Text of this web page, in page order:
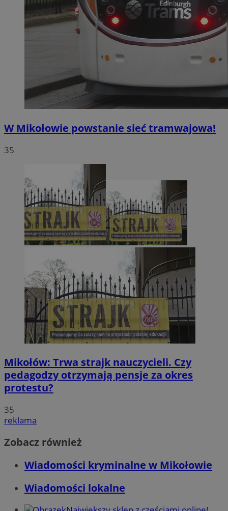
W Mikołowie powstanie sieć tramwajowa!
35
Mikołów: Trwa strajk nauczycieli. Czy
pedagodzy otrzymają pensje za okres
protestu?
35
reklama
Zobacz również
Wiadomości kryminalne w Mikołowie
Wiadomości lokalne